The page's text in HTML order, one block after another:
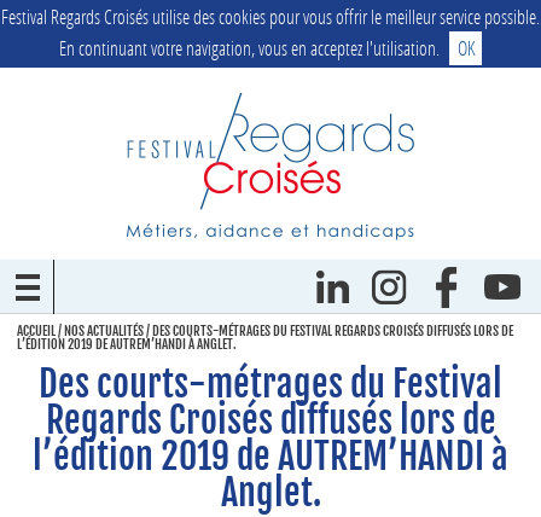
Festival Regards Croisés utilise des cookies pour vous offrir le meilleur service possible.
En continuant votre navigation, vous en acceptez l'utilisation.
OK
ACCUEIL/ NOS ACTUALITÉS/ DES COURTS-MÉTRAGES DU FESTIVAL REGARDS CROISÉS DIFFUSÉS LORS DE
L’ÉDITION 2019 DE AUTREM’HANDI À ANGLET.
Des courts-métrages du Festival
Regards Croisés diffusés lors de
l’édition 2019 de AUTREM’HANDI à
Anglet.